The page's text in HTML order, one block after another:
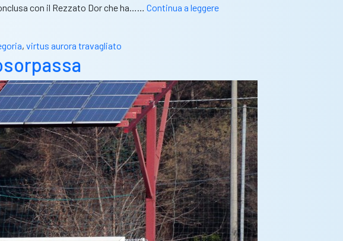
con il Rezzato Dor che ha…… Continua a leggereVirtus
Frassine
per
l’attacco
, virtus aurora travagliato